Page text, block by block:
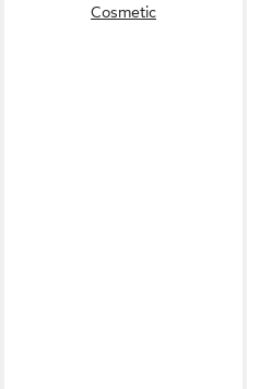
Cosmetic